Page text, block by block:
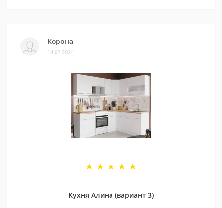
Корона
14.02.2024
Кухня Алина (вариант 3)